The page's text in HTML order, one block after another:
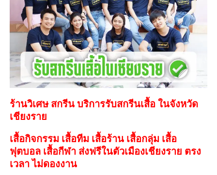
ร้านวิเศษ สกรีน บริการรับสกรีนเสื้อ ในจังหวัด
เชียงราย
เสื้อกิจกรรม เสื้อทีม เสื้อร้าน เสื้อกลุ่ม เสื้อ
ฟุตบอล เสื้อกีฬา ส่งฟรีในตัวเมืองเชียงราย ตรง
เวลา ไม่ดองงาน